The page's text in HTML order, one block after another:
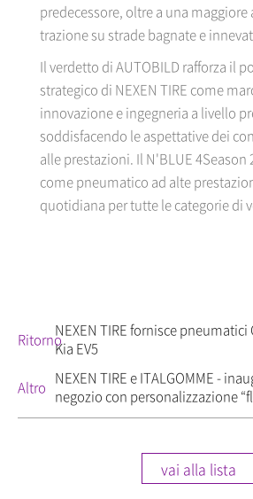
predecessore, oltre a una maggiore
trazione su strade bagnate e
Il verdetto di AUTOBILD rafforza il
strategico di NEXEN TIRE come
innovazione e ingegneria a livello
soddisfacendo le aspettative dei
alle prestazioni. Il N'BLUE 4Season
come pneumatico ad alte
quotidiana per tutte le categorie di
RitornoNEXEN TIRE fornisce pneumatici
Kia EV5
Altro NEXEN TIRE e ITALGOMME -
negozio con personalizzazione
vai alla lista